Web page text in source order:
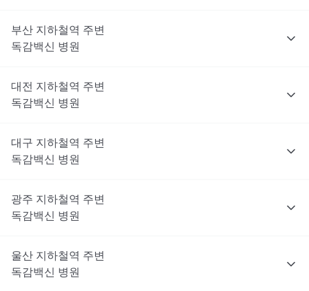
부산 지하철역 주변
독감백신
병원
대전 지하철역 주변
독감백신
병원
대구 지하철역 주변
독감백신
병원
광주 지하철역 주변
독감백신
병원
울산 지하철역 주변
독감백신
병원